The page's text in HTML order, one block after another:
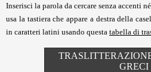
Inserisci la parola da cercare senza accenti
usa la tastiera che appare a destra della
in caratteri latini usando questa tabella di
GRECI